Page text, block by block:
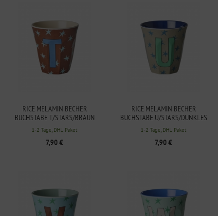
RICE MELAMIN BECHER
BUCHSTABE T/STARS/BRAUN
250ML
1-2 Tage, DHL Paket
7,90 €
RICE MELAMIN BECHER
BUCHSTABE U/STARS/DUNKLES
SAND 250ML
1-2 Tage, DHL Paket
7,90 €